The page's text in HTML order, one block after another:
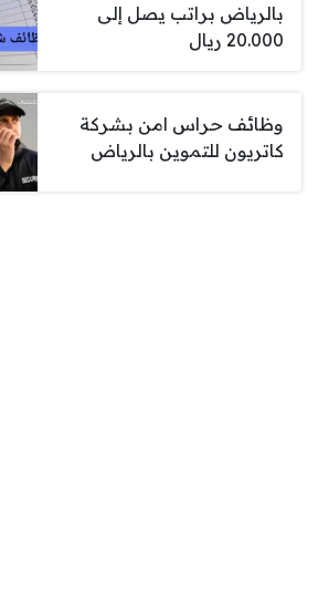
بالرياض براتب يصل إلى
20.000 ريال
وظائف حراس امن بشركة
كاتريون للتموين بالرياض